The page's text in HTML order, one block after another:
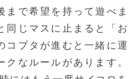
まで希望を持って遊べま
同じマスに止まると「お
コブタが進むと一緒に運
クなルールがあります。